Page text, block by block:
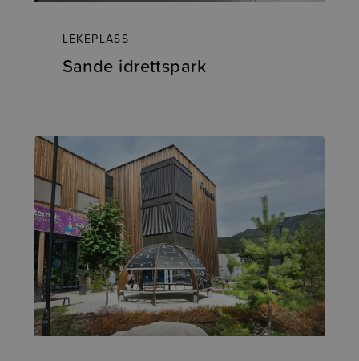
LEKEPLASS
Sande idrettspark